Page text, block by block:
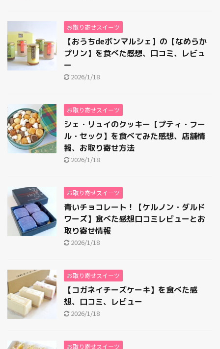
お取り寄せスイーツ
【おうちdeボンマルシェ】の【なめらか
プリン】を食べた感想、口コミ、レビュ
ー
2026/1/18
お取り寄せスイーツ
シェ・リュイのクッキー【プティ・フー
ル・セック】を食べてみた感想、店舗情
報、お取り寄せ方法
2026/1/18
お取り寄せスイーツ
青いチョコレート！【ケルノン・ダルド
ワーズ】食べた感想口コミレビューとお
取り寄せ情報
2026/1/18
お取り寄せスイーツ
【コガネイチーズケーキ】を食べた感
想、口コミ、レビュー
2026/1/18
お取り寄せスイーツ